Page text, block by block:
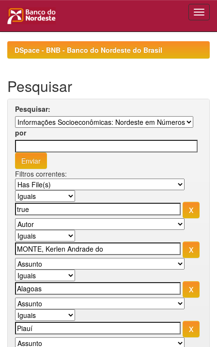
navigationDSpace - BNB - Banco do Nordeste do Brasil
Pesquisar
Pesquisar:
por
Filtros correntes: